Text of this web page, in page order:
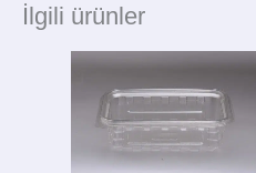
İlgili ürünler